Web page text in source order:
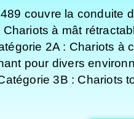
couvre la conduite
à mât
2A : Chariots
pour divers
3B : Chariots